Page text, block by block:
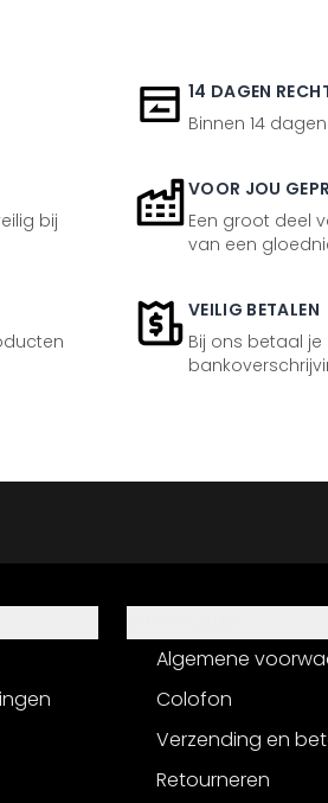
14 DAGEN
Binnen 14
bij
VOOR JOU
Een groot deel
van een
VEILIG BETALEN
Bij ons betaal je
Algemene
Colofon
Verzending en
Retourneren